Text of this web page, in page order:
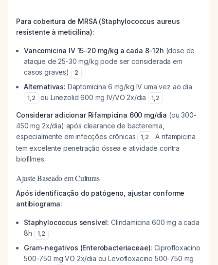
Para cobertura de MRSA (Staphylococcus aureus
resistente à meticilina):
Vancomicina IV 15-20 mg/kg a cada 8-12h (dose de
ataque de 25-30 mg/kg pode ser considerada em
casos graves)
2
Alternativas: Daptomicina 6 mg/kg IV uma vez ao dia
1,2 ou Linezolid 600 mg IV/VO 2x/dia 1,2
Considerar adicionar Rifampicina 600 mg/dia (ou 300-
450 mg 2x/dia) após clearance de bacteremia,
especialmente em infecções crônicas
1,2 . A rifampicina
tem excelente penetração óssea e atividade contra
biofilmes.
Ajuste Baseado em Culturas
Após identificação do patógeno, ajustar conforme
antibiograma:
Staphylococcus sensível: Clindamicina 600 mg a cada
8h
1,2
Gram-negativos (Enterobacteriaceae): Ciprofloxacino
500-750 mg VO 2x/dia ou Levofloxacino 500-750 mg